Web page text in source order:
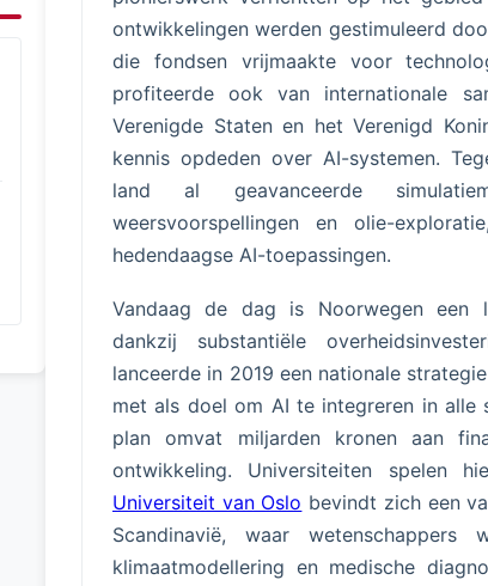
ontwikkelingen werden gestimuleerd
die fondsen vrijmaakte voor
profiteerde ook van internationale
Verenigde Staten en het Verenigd
kennis opdeden over AI-systemen.
land al geavanceerde
weersvoorspellingen en olie-
hedendaagse AI-toepassingen.
Vandaag de dag is Noorwegen een
dankzij substantiële
lanceerde in 2019 een nationale
met als doel om AI te integreren in alle
plan omvat miljarden kronen aan
ontwikkeling. Universiteiten spelen
Universiteit van Oslo bevindt zich een
Scandinavië, waar
klimaatmodellering en medische